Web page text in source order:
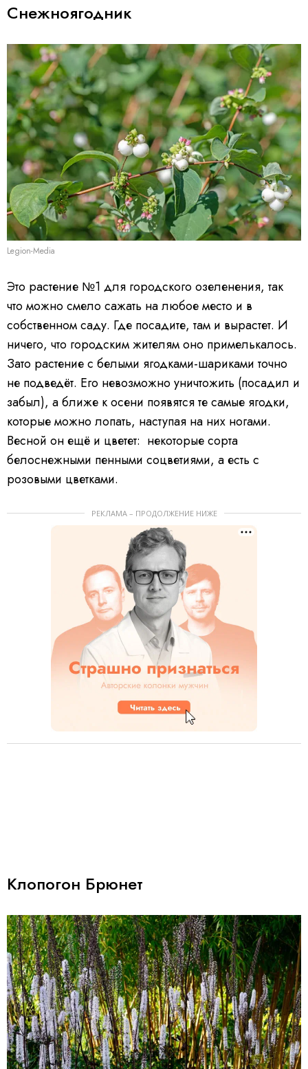
Снежноягодник
Legion-Media
Это растение №1 для городского озеленения, так
что можно смело сажать на любое место и в
собственном саду. Где посадите, там и вырастет. И
ничего, что городским жителям оно примелькалось.
Зато растение с белыми ягодками-шариками точно
не подведёт. Его невозможно уничтожить (посадил и
забыл), а ближе к осени появятся те самые ягодки,
которые можно лопать, наступая на них ногами.
Весной он ещё и цветет: некоторые сорта
белоснежными пенными соцветиями, а есть с
розовыми цветками.
РЕКЛАМА – ПРОДОЛЖЕНИЕ НИЖЕ
Клопогон Брюнет